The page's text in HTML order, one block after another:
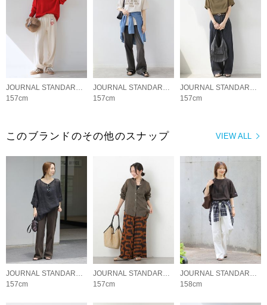
157cm
157cm
157cm
VIEW ALL
このブランドのその他のスナップ
JOURNAL STANDARD relume LADYS
157cm
JOURNAL STANDARD relume LADYS
157cm
JOURNAL STANDARD relume LADYS
158cm